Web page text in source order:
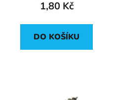
1,80 Kč
DO KOŠÍKU